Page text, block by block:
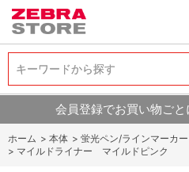
キーワードから探す
キーワードから探す
会員登録でお買い物ごと
ホーム > 本体 > 蛍光ペン/ラインマーカー
> マイルドライナー マイルドピンク